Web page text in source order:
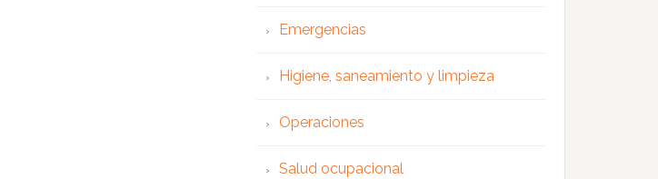
Emergencias
Higiene, saneamiento y limpieza
Operaciones
Salud ocupacional